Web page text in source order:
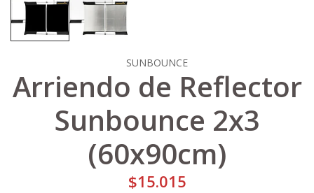
SUNBOUNCE
Arriendo de Reflector
Sunbounce 2x3
(60x90cm)
$15.015